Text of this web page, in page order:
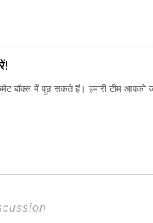
बॉक्स में पूछ सकते हैं। हमारी टीम आपको